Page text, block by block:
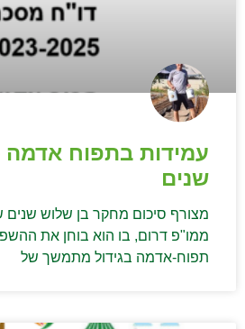
שנים
מצורף סיכום מחקר בן שלוש שנים
תפוח-אדמה בגידול מתמשך של